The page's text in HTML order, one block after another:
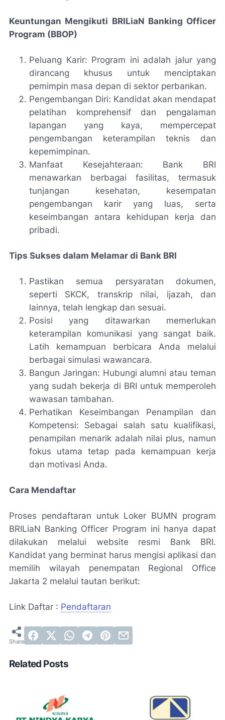
Keuntungan Mengikuti BRILiaN Banking Officer
Program (BBOP)
Peluang Karir: Program ini adalah jalur yang
dirancang khusus untuk menciptakan
pemimpin masa depan di sektor perbankan.
Pengembangan Diri: Kandidat akan mendapat
pelatihan komprehensif dan pengalaman
lapangan yang kaya, mempercepat
pengembangan keterampilan teknis dan
kepemimpinan.
Manfaat Kesejahteraan: Bank BRI
menawarkan berbagai fasilitas, termasuk
tunjangan kesehatan, kesempatan
pengembangan karir yang luas, serta
keseimbangan antara kehidupan kerja dan
pribadi.
Tips Sukses dalam Melamar di Bank BRI
Pastikan semua persyaratan dokumen,
seperti SKCK, transkrip nilai, ijazah, dan
lainnya, telah lengkap dan sesuai.
Posisi yang ditawarkan memerlukan
keterampilan komunikasi yang sangat baik.
Latih kemampuan berbicara Anda melalui
berbagai simulasi wawancara.
Bangun Jaringan: Hubungi alumni atau teman
yang sudah bekerja di BRI untuk memperoleh
wawasan tambahan.
Perhatikan Keseimbangan Penampilan dan
Kompetensi: Sebagai salah satu kualifikasi,
penampilan menarik adalah nilai plus, namun
fokus utama tetap pada kemampuan kerja
dan motivasi Anda.
Cara Mendaftar
Proses pendaftaran untuk Loker BUMN program
BRILiaN Banking Officer Program ini hanya dapat
dilakukan melalui website resmi Bank BRI.
Kandidat yang berminat harus mengisi aplikasi dan
memilih wilayah penempatan Regional Office
Jakarta 2 melalui tautan berikut:
Link Daftar : Pendaftaran
Related Posts